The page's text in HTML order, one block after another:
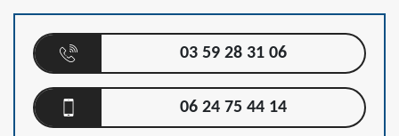
03 59 28 31 06
06 24 75 44 14